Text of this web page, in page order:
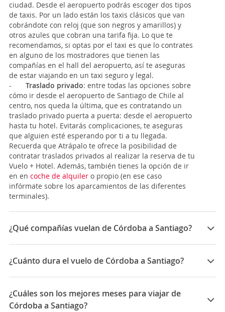
ciudad. Desde el aeropuerto podrás escoger dos tipos
de taxis. Por un lado están los taxis clásicos que van
cobrándote con reloj (que son negros y amarillos) y
otros azules que cobran una tarifa fija. Lo que te
recomendamos, si optas por el taxi es que lo contrates
en alguno de los mostradores que tienen las
compañías en el hall del aeropuerto, así te aseguras
de estar viajando en un taxi seguro y legal.
-
Traslado privado: entre todas las opciones sobre
cómo ir desde el aeropuerto de Santiago de Chile al
centro, nos queda la última, que es contratando un
traslado privado puerta a puerta: desde el aeropuerto
hasta tu hotel. Evitarás complicaciones, te aseguras
que alguien esté esperando por ti a tu llegada.
Recuerda que Atrápalo te ofrece la posibilidad de
contratar traslados privados al realizar la reserva de tu
Vuelo + Hotel. Además, también tienes la opción de ir
en en coche de alquiler o propio (en ese caso
infórmate sobre los aparcamientos de las diferentes
terminales).
¿Qué compañías vuelan de Córdoba a Santiago?
Las compañías que vuelan de Córdoba a Santiago son:
LATAM Airlines, Sky Airline, Aerolineas Argentinas,
JetSmart, JetSmart Peru
¿Cuánto dura el vuelo de Córdoba a Santiago?
La duración media para viajar entre Córdoba y
Santiago es 08:06
¿Cuáles son los mejores meses para viajar de
Córdoba a Santiago?